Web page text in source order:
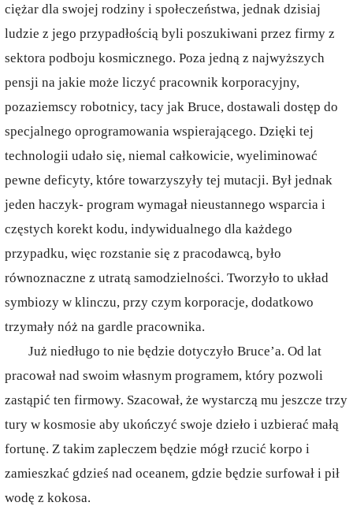
ciężar dla swojej rodziny i społeczeństwa, jednak dzisiaj
ludzie z jego przypadłością byli poszukiwani przez firmy z
sektora podboju kosmicznego. Poza jedną z najwyższych
pensji na jakie może liczyć pracownik korporacyjny,
pozaziemscy robotnicy, tacy jak Bruce, dostawali dostęp do
specjalnego oprogramowania wspierającego. Dzięki tej
technologii udało się, niemal całkowicie, wyeliminować
pewne deficyty, które towarzyszyły tej mutacji. Był jednak
jeden haczyk- program wymagał nieustannego wsparcia i
częstych korekt kodu, indywidualnego dla każdego
przypadku, więc rozstanie się z pracodawcą, było
równoznaczne z utratą samodzielności. Tworzyło to układ
symbiozy w klinczu, przy czym korporacje, dodatkowo
trzymały nóż na gardle pracownika.
Już niedługo to nie będzie dotyczyło Bruce’a. Od lat
pracował nad swoim własnym programem, który pozwoli
zastąpić ten firmowy. Szacował, że wystarczą mu jeszcze trzy
tury w kosmosie aby ukończyć swoje dzieło i uzbierać małą
fortunę. Z takim zapleczem będzie mógł rzucić korpo i
zamieszkać gdzieś nad oceanem, gdzie będzie surfował i pił
wodę z kokosa.